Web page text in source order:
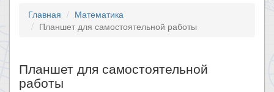
Главная
Математика
Планшет для самостоятельной работы
Планшет для самостоятельной
работы